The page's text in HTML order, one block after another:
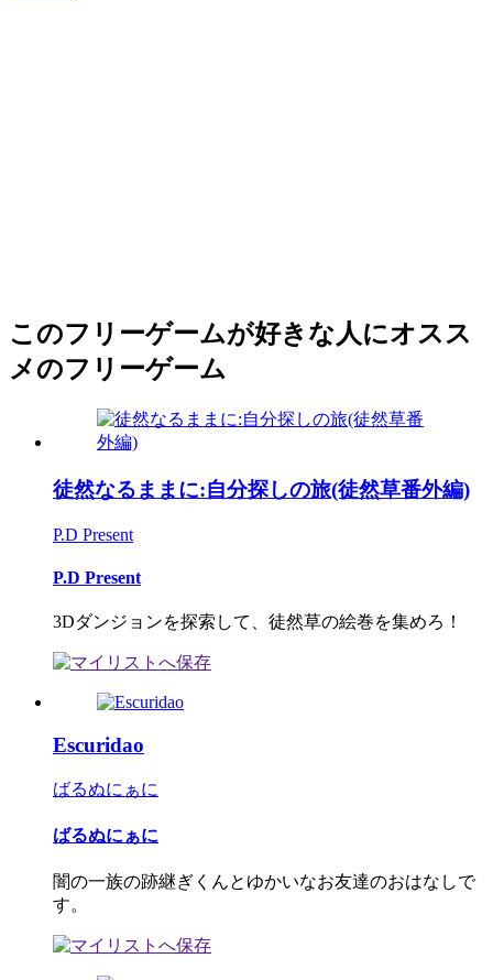
このフリーゲームが好きな人にオスス
メのフリーゲーム
徒然なるままに:自分探しの旅(徒然草番外編)
P.D Present
P.D Present
3Dダンジョンを探索して、徒然草の絵巻を集めろ！
Escuridao
ばるぬにぁに
ばるぬにぁに
闇の一族の跡継ぎくんとゆかいなお友達のおはなしで
す。